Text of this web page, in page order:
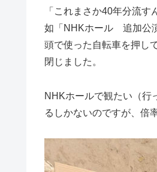
「これまさか40年分流
如「NHKホール 追加公
頭で使った自転車を押し
閉じました。
NHKホールで観たい（行
るしかないのですが、倍